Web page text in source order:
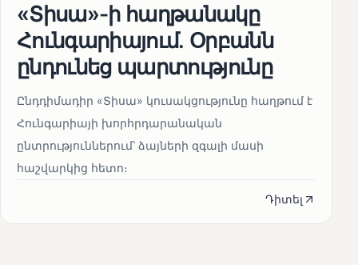
«Տիսա»-ի հաղթանակը
Հունգարիայում․ Օրբանն
ընդունեց պարտությունը
Ընդդիմադիր «Տիսա» կուսակցությունը հաղթում է
Հունգարիայի խորհրդարանական
ընտրություններում՝ ձայների զգալի մասի
հաշվարկից հետո։
Դիտել